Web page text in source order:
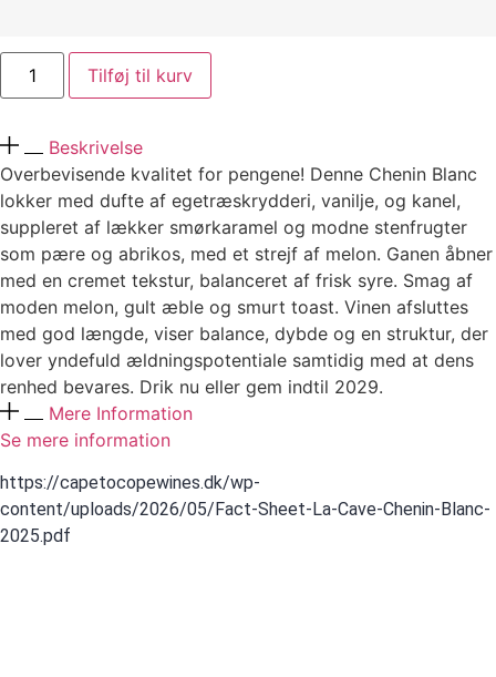
Tilføj til kurv
Beskrivelse
Overbevisende kvalitet for pengene! Denne Chenin Blanc
lokker med dufte af egetræskrydderi, vanilje, og kanel,
suppleret af lækker smørkaramel og modne stenfrugter
som pære og abrikos, med et strejf af melon. Ganen åbner
med en cremet tekstur, balanceret af frisk syre. Smag af
moden melon, gult æble og smurt toast. Vinen afsluttes
med god længde, viser balance, dybde og en struktur, der
lover yndefuld ældningspotentiale samtidig med at dens
renhed bevares. Drik nu eller gem indtil 2029.
Mere Information
Se mere information
https://capetocopewines.dk/wp-
content/uploads/2026/05/Fact-Sheet-La-Cave-Chenin-Blanc-
2025.pdf